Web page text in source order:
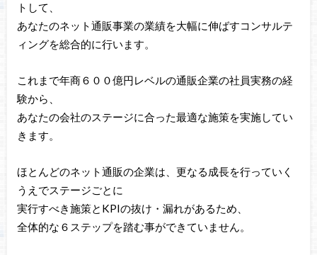
トして、
あなたのネット通販事業の業績を大幅に伸ばすコンサルテ
ィングを総合的に行います。
これまで年商６００億円レベルの通販企業の社員実務の経
験から、
あなたの会社のステージに合った最適な施策を実施してい
きます。
ほとんどのネット通販の企業は、更なる成長を行っていく
うえでステージごとに
実行すべき施策とKPIの抜け・漏れがあるため、
全体的な６ステップを踏む事ができていません。